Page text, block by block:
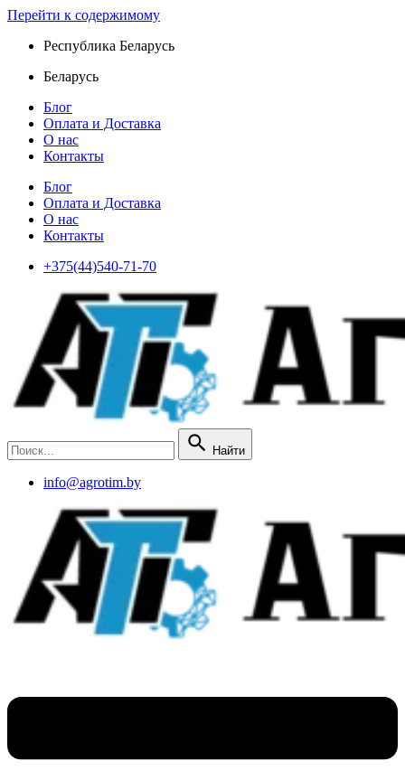
Перейти к содержимому
Республика Беларусь
Беларусь
Блог
Оплата и Доставка
О нас
Контакты
Блог
Оплата и Доставка
О нас
Контакты
+375(44)540-71-70
Найти
info@agrotim.by